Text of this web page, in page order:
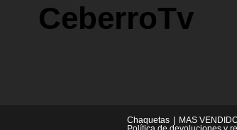
CeberroTv
Chaquetas MAS